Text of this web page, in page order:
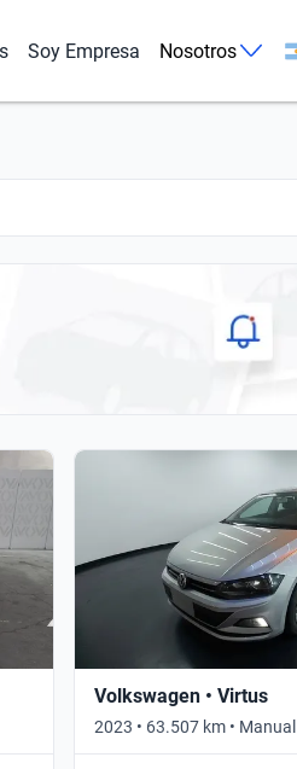
Soy Empresa Nosotros
Volkswagen • Virtus
2023 • 63.507 km • Manual